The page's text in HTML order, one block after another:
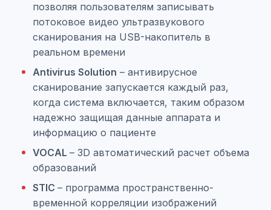
позволяя пользователям записывать
потоковое видео ультразвукового
сканирования на USB-накопитель в
реальном времени
Antivirus Solution – антивирусное
сканирование запускается каждый раз,
когда система включается, таким образом
надежно защищая данные аппарата и
информацию о пациенте
VOCAL – 3D автоматический расчет объема
образований
STIC – программа пространственно-
временной корреляции изображений